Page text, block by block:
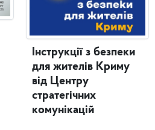
Інструкції з безпеки
для жителів Криму
від Центру
стратегічних
комунікацій